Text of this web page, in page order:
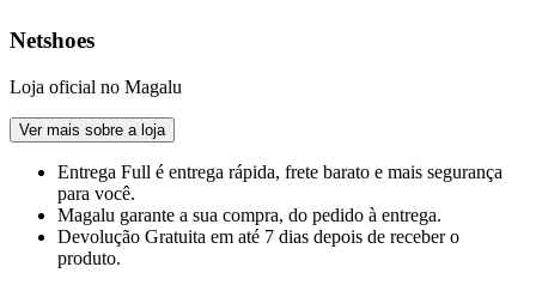
Netshoes
Loja oficial no Magalu
Ver mais sobre a loja
Entrega Full é entrega rápida, frete barato e mais segurança
para você.
Magalu garante a sua compra, do pedido à entrega.
Devolução Gratuita em até 7 dias depois de receber o
produto.